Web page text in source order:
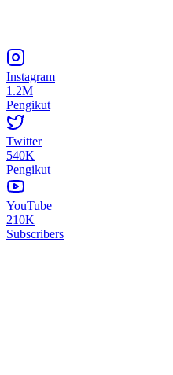
Instagram
1.2M
Pengikut
Twitter
540K
Pengikut
YouTube
210K
Subscribers